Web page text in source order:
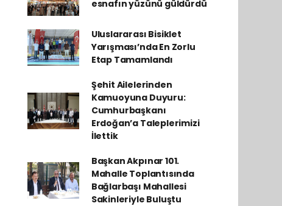
esnafın yüzünü güldürdü
Uluslararası Bisiklet
Yarışması’nda En Zorlu
Etap Tamamlandı
Şehit Ailelerinden
Kamuoyuna Duyuru:
Cumhurbaşkanı
Erdoğan’a Taleplerimizi
İlettik
Başkan Akpınar 101.
Mahalle Toplantısında
Bağlarbaşı Mahallesi
Sakinleriyle Buluştu